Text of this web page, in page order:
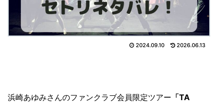
2024.09.10 2026.06.13
浜崎あゆみさんのファンクラブ会員限定ツアー 「TA